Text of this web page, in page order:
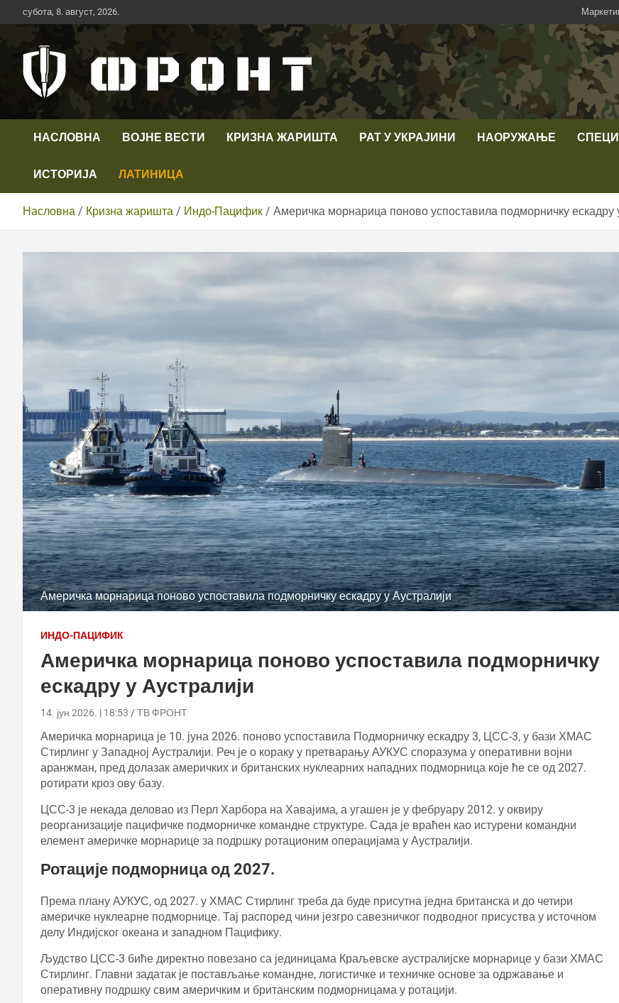
Скип
то
субота, 8. август, 2026.
Телевизија ФРОНТ
НАСЛОВНА ВОЈНЕ ВЕСТИ КРИЗНА ЖАРИШТА РАТ У УКРАЈИНИ НАОРУЖАЊЕ
ИСТОРИЈА ЛАТИНИЦА
Насловна Кризна жаришта Индо-Пацифик Америчка морнарица поново успоставила подморничку ескадру
Америчка морнарица поново успоставила подморничку ескадру у Аустралији
ИНДО-ПАЦИФИК
Америчка морнарица поново успоставила подморничку
ескадру у Аустралији
14. јун 2026. | 18:53 ТВ ФРОНТ
Америчка морнарица је 10. јуна 2026. поново успоставила Подморничку ескадру 3, ЦСС-3, у бази ХМАС
Стирлинг у Западној Аустралији. Реч је о кораку у претварању АУКУС споразума у оперативни војни
аранжман, пред долазак америчких и британских нуклеарних нападних подморница које ће се од 2027.
ротирати кроз ову базу.
ЦСС-3 је некада деловао из Перл Харбора на Хавајима, а угашен је у фебруару 2012. у оквиру
реорганизације пацифичке подморничке командне структуре. Сада је враћен као истурени командни
елемент америчке морнарице за подршку ротационим операцијама у Аустралији.
Ротације подморница од 2027.
Према плану АУКУС, од 2027. у ХМАС Стирлинг треба да буде присутна једна британска и до четири
америчке нуклеарне подморнице. Тај распоред чини језгро савезничког подводног присуства у источном
делу Индијског океана и западном Пацифику.
Људство ЦСС-3 биће директно повезано са јединицама Краљевске аустралијске морнарице у бази ХМАС
Стирлинг. Главни задатак је постављање командне, логистичке и техничке основе за одржавање и
оперативну подршку свим америчким и британским подморницама у ротацији.